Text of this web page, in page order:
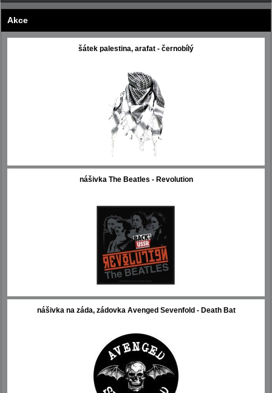
Akce
šátek palestina, arafat - černobílý
nášivka The Beatles - Revolution
nášivka na záda, zádovka Avenged Sevenfold - Death Bat